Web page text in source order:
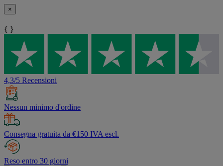
×
{ }
4,3/5 Recensioni
Nessun minimo d'ordine
Consegna gratuita da €150 IVA escl.
Reso entro 30 giorni